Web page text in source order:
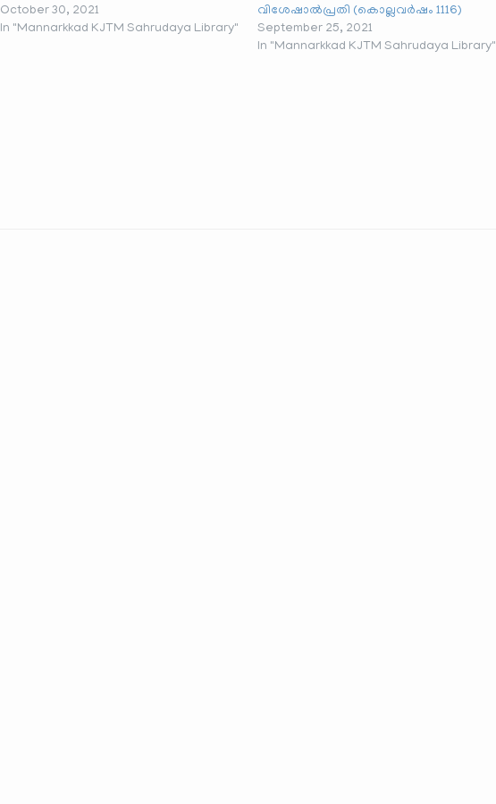
October 30, 2021
In "Mannarkkad KJTM Sahrudaya Library"
വിശേഷാൽപ്രതി (കൊല്ലവർഷം 1116)
September 25, 2021
In "Mannarkkad KJTM Sahrudaya Library"